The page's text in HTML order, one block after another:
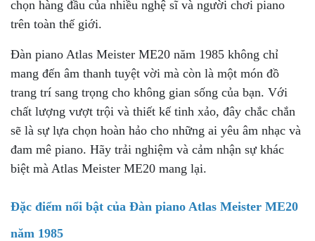
chọn hàng đầu của nhiều nghệ sĩ và người chơi piano
trên toàn thế giới.
Đàn piano Atlas Meister ME20 năm 1985 không chỉ
mang đến âm thanh tuyệt vời mà còn là một món đồ
trang trí sang trọng cho không gian sống của bạn. Với
chất lượng vượt trội và thiết kế tinh xảo, đây chắc chắn
sẽ là sự lựa chọn hoàn hảo cho những ai yêu âm nhạc và
đam mê piano. Hãy trải nghiệm và cảm nhận sự khác
biệt mà Atlas Meister ME20 mang lại.
Đặc điểm nổi bật của Đàn piano Atlas Meister ME20
năm 1985